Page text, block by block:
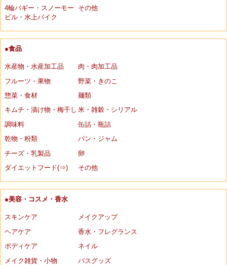
4輪バギー・スノーモー
ビル・水上バイク
その他
●食品
水産物・水産加工品
肉・肉加工品
フルーツ・果物
野菜・きのこ
惣菜・食材
麺類
キムチ・漬け物・梅干し 米・雑穀・シリアル
調味料
缶詰・瓶詰
乾物・粉類
パン・ジャム
チーズ・乳製品
卵
ダイエットフード(⇒)
その他
●美容・コスメ・香水
スキンケア
メイクアップ
ヘアケア
香水・フレグランス
ボディケア
ネイル
メイク雑貨・小物
バスグッズ